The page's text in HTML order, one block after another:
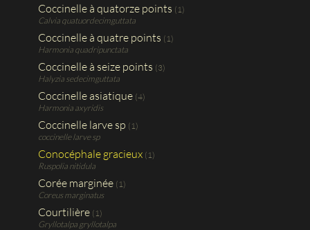
Coccinelle à quatorze points (1)
Calvia quatuordecimguttata
Coccinelle à quatre points (1)
Harmonia quadripunctata
Coccinelle à seize points (3)
Halyzia sedecimguttata
Coccinelle asiatique (4)
Harmonia axyridis
Coccinelle larve sp (1)
coccinelle larve sp
Conocéphale gracieux (1)
Ruspolia nitidula
Corée marginée (1)
Coreus marginatus
Courtilière (1)
Gryllotalpa gryllotalpa